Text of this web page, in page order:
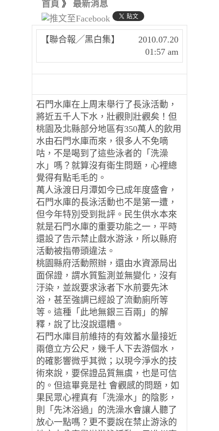
首頁 》 最新消息
【聯合報╱黑白集】
2010.07.20
01:57 am
石門水庫在上周末舉行了長泳活動，
將近五千人下水，壯觀則壯觀矣！但
桃園及北縣部分地區有350萬人的飲用
水由石門水庫而來，很多人不免嘀
咕，不是喝到了這些泳者的「洗澡
水」嗎？就算沒有衛生問題，心裡總
覺得有點毛毛的。
萬人泳渡日月潭如今已成年度盛會，
石門水庫的長泳活動也不是第一遭，
但今年特別受到批評。民生供水本來
就是石門水庫的重要功能之一，平時
還設了告示禁止戲水游泳，所以縣府
活動被指帶頭違法。
桃園縣府活動照辦，還由水資源局出
面保證，謂水質監測並無變化，沒有
汙染，並說要求泳者下水前要先沐
浴，甚至強調已經設了流動廁所等
等。這種「此地無銀三百兩」的解
釋，說了比沒說還糟。
石門水庫目前維持的有效蓄水量接近
兩億立方公尺，幾千人下去游個水，
的確影響微乎其微；以現今淨水的技
術來說，要保證品質無虞，也是可信
的。但這畢竟是社 會觀感的問題，如
果民眾心裡真有「洗澡水」的陰影，
則「先沐浴過」的洗澡水會讓人聽了
放心一點嗎？更不要說在禁止游泳的